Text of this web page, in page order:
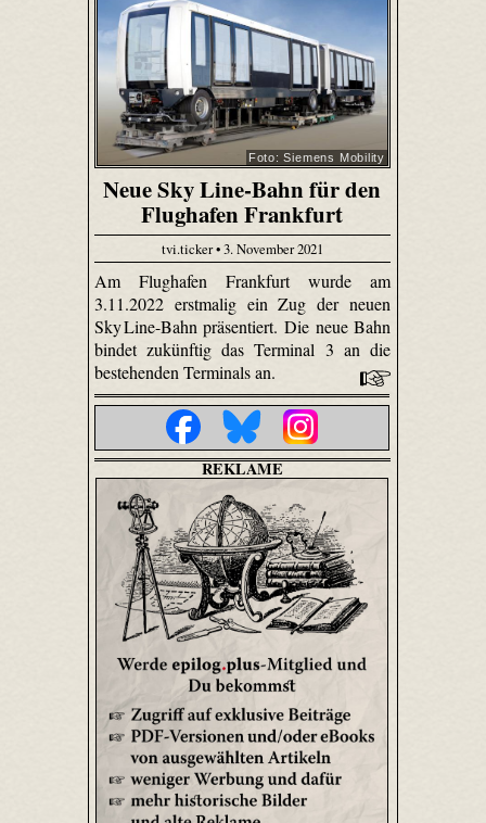
Foto: Siemens Mobility
Neue Sky Line-Bahn für den
Flughafen Frankfurt
tvi.ticker • 3. November 2021
Am Flughafen Frankfurt wurde am
3.11.2022 erstmalig ein Zug der neuen
Sky Line-Bahn präsentiert. Die neue Bahn
bindet zukünftig das Terminal 3 an die
bestehenden Terminals an.
REKLAME